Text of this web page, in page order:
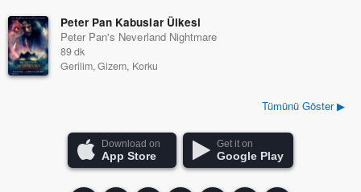
Peter Pan Kabuslar Ülkesi
Peter Pan's Neverland Nightmare
89 dk
Gerilim, Gizem, Korku
Tümünü Göster ▶
Download on
App Store
Get it on
Google Play